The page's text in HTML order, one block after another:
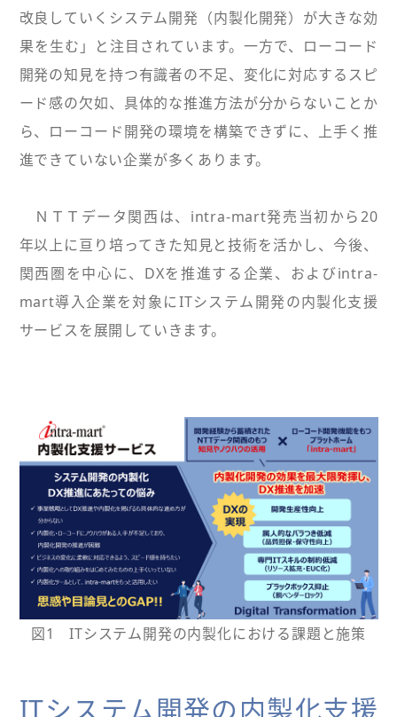
改良していくシステム開発（内製化開発）が大きな効
果を生む」と注目されています。一方で、ローコード
開発の知見を持つ有識者の不足、変化に対応するスピ
ード感の欠如、具体的な推進方法が分からないことか
ら、ローコード開発の環境を構築できずに、上手く推
進できていない企業が多くあります。
ＮＴＴデータ関西は、intra-mart発売当初から20
年以上に亘り培ってきた知見と技術を活かし、今後、
関西圏を中心に、DXを推進する企業、およびintra-
mart導入企業を対象にITシステム開発の内製化支援
サービスを展開していきます。
図1 ITシステム開発の内製化における課題と施策
ITシステム開発の内製化支援